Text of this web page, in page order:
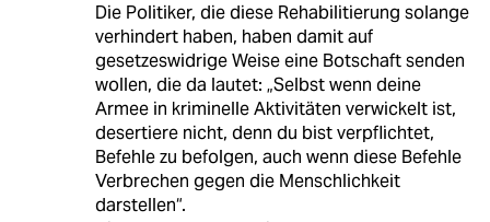
Die Politiker, die diese Rehabilitierung solange
verhindert haben, haben damit auf
gesetzeswidrige Weise eine Botschaft senden
wollen, die da lautet: „Selbst wenn deine
Armee in kriminelle Aktivitäten verwickelt ist,
desertiere nicht, denn du bist verpflichtet,
Befehle zu befolgen, auch wenn diese Befehle
Verbrechen gegen die Menschlichkeit
darstellen“.